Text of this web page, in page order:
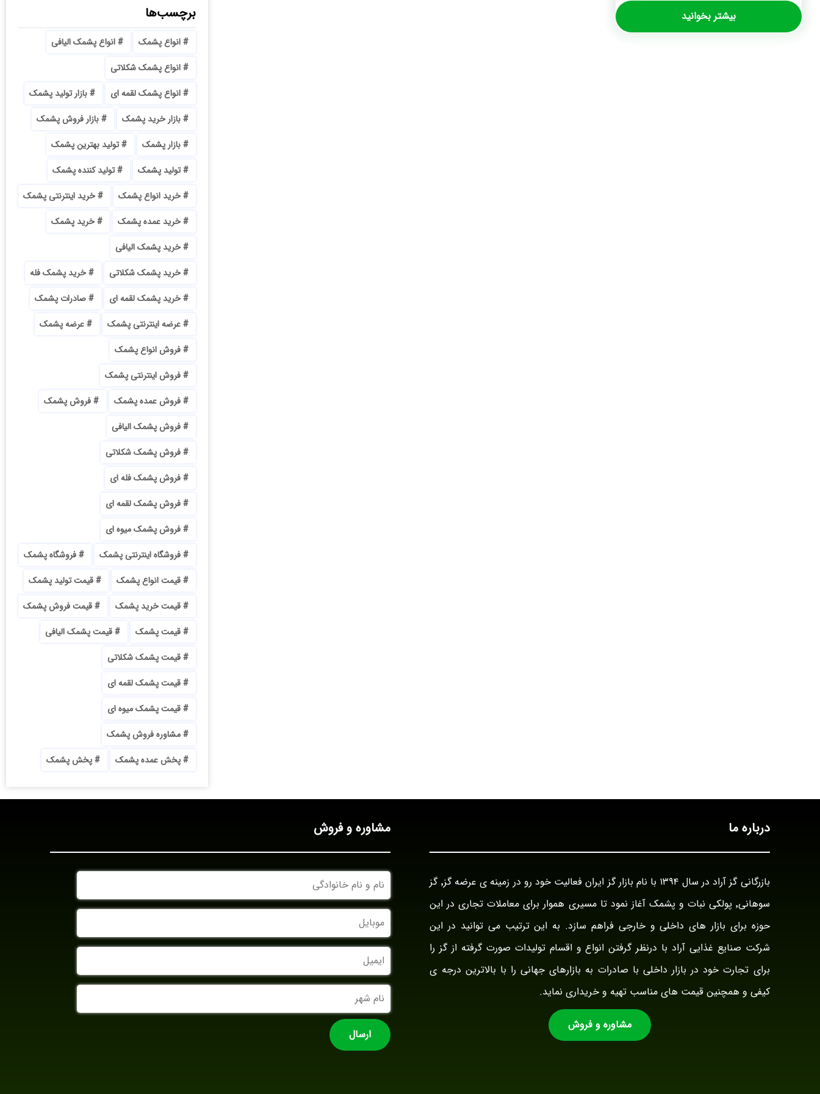
بیشتر بخوانید برچسب‌ها
انواع پشمک
انواع پشمک الیافی
انواع پشمک شکلاتی
انواع پشمک لقمه ای
بازار تولید پشمک
بازار خرید پشمک
بازار فروش پشمک
بازار پشمک
تولید بهترین پشمک
تولید پشمک
تولید کننده پشمک
خرید انواع پشمک
خرید اینترنتی پشمک
خرید عمده پشمک
خرید پشمک
خرید پشمک الیافی
خرید پشمک شکلاتی
خرید پشمک فله
خرید پشمک لقمه ای
صادرات پشمک
عرضه اینترنتی پشمک
عرضه پشمک
فروش انواع پشمک
فروش اینترنتی پشمک
فروش عمده پشمک
فروش پشمک
فروش پشمک الیافی
فروش پشمک شکلاتی
فروش پشمک فله ای
فروش پشمک لقمه ای
فروش پشمک میوه ای
فروشگاه اینترنتی پشمک
فروشگاه پشمک
قیمت انواع پشمک
قیمت تولید پشمک
قیمت خرید پشمک
قیمت فروش پشمک
قیمت پشمک
قیمت پشمک الیافی
قیمت پشمک شکلاتی
قیمت پشمک لقمه ای
قیمت پشمک میوه ای
مشاوره فروش پشمک
پخش عمده پشمک
پخش پشمک
درباره ما
بازرگانی گز آراد در سال ۱۳۹۴ با نام بازار گز ایران فعالیت خود رو در زمینه ی عرضه گز٬ گز
سوهانی٬ پولکی نبات و پشمک آغاز نمود تا مسیری هموار برای معاملات تجاری در این
حوزه برای بازار های داخلی و خارجی فراهم سازد. به این ترتیب می توانید در این
شرکت صنایع غذایی آراد با درنظر گرفتن انواع و اقسام تولیدات صورت گرفته از گز را
برای تجارت خود در بازار داخلی با صادرات به بازارهای جهانی را با بالاترین درجه ی
کیفی و همچنین قیمت های مناسب تهیه و خریداری نماید.
مشاوره و فروش
مشاوره و فروش
و
نام
خانوادگی
موبایل
ایمیل
نام
شهر